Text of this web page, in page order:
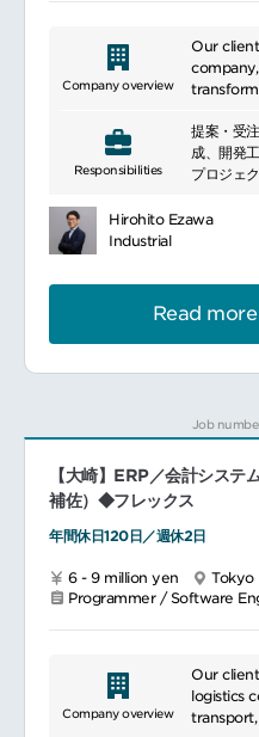
ィスカッ
※顧客側
多く、課
2. 技術検
ータ解析
利用技術
3. 開発・
理・加工
値検証）
AI/MLフ
たは同等
Company overview
Our
cloud,
Responsibilities
提案・受
成、開発
プロジェ
設計作業
開発・テ
業、テス
リリース対
Hirohito Ezawa
Industrial
Read more
Job
【大崎】ERP／会計システ
補佐）◆フレックス
年間休日120日／週休2日
6 - 9 million yen Tokyo
Programmer / Software
Company overview
Our
logistics